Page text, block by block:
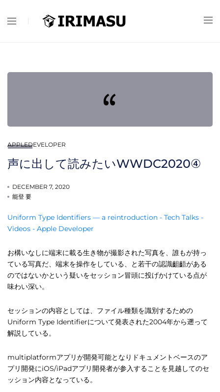
APPLEDEVELOPER
声に出して読みたいWWDC2020④
DECEMBER 7, 2020
能登 要
Uniform Type Identifiers — a reintroduction - Tech Talks -
Videos - Apple Developer
お構いなしに端末に載る生き物が撮影された写真を、誰もが持っ
ている写真だ、端末を操作をしている、と若干の認識齟齬がある
のではないかという疑いをセッション冒頭に投げかけている点が
味わい深い。
セッションの内容としては、ファイル種類を識別するための
Uniform Type Identifierについて発表された2004年から遡って
解説している。
multiplatformアプリが開発可能となりドキュメントベースのア
プリ開発にiOS/iPadアプリ開発者が参入することを見越してのセ
ッション内容となっている。